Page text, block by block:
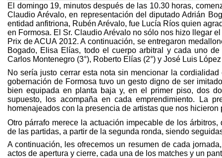
El domingo 19, minutos después de las 10.30 horas,
Claudio Arévalo, en representación del diputado Adrián
entidad anfitriona, Rubén Arévalo, fue Lucía Ríos quien
en Formosa. El Sr. Claudio Arévalo no sólo nos hizo llegar
Prix de ACUA 2012. A continuación, se entregaron
Bogado, Elisa Elías, todo el cuerpo arbitral y cada uno
Carlos Montenegro (3°), Roberto Elías (2°) y José Luis
No sería justo cerrar esta nota sin mencionar la
gobernación de Formosa tuvo un gesto digno de ser
bien equipada en planta baja y, en el primer piso, dos
supuesto, los acompaña en cada emprendimiento. La
homenajeados con la presencia de artistas que nos
Otro párrafo merece la actuación impecable de los
de las partidas, a partir de la segunda ronda, siendo
A continuación, les ofrecemos un resumen de cada
actos de apertura y cierre, cada una de los matches y un